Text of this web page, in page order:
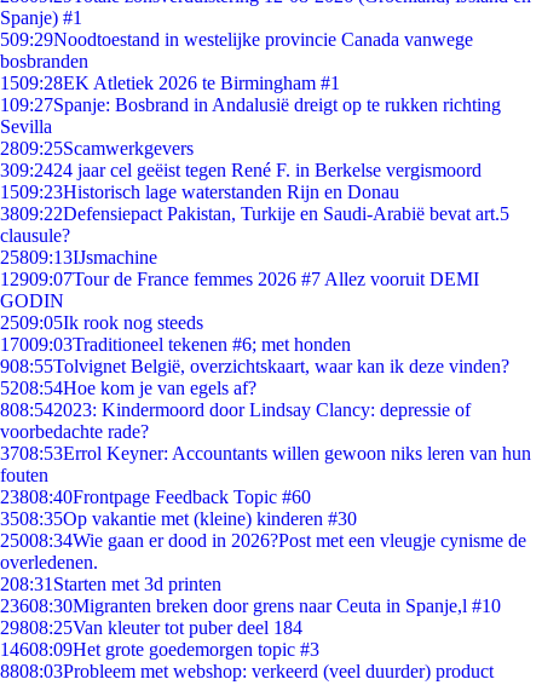
Spanje) #1
509:29Noodtoestand in westelijke provincie Canada vanwege
bosbranden
1509:28EK Atletiek 2026 te Birmingham #1
109:27Spanje: Bosbrand in Andalusië dreigt op te rukken richting
Sevilla
2809:25Scamwerkgevers
309:2424 jaar cel geëist tegen René F. in Berkelse vergismoord
1509:23Historisch lage waterstanden Rijn en Donau
3809:22Defensiepact Pakistan, Turkije en Saudi-Arabië bevat art.5
clausule?
25809:13IJsmachine
12909:07Tour de France femmes 2026 #7 Allez vooruit DEMI
GODIN
2509:05Ik rook nog steeds
17009:03Traditioneel tekenen #6; met honden
908:55Tolvignet België, overzichtskaart, waar kan ik deze vinden?
5208:54Hoe kom je van egels af?
808:542023: Kindermoord door Lindsay Clancy: depressie of
voorbedachte rade?
3708:53Errol Keyner: Accountants willen gewoon niks leren van hun
fouten
23808:40Frontpage Feedback Topic #60
3508:35Op vakantie met (kleine) kinderen #30
25008:34Wie gaan er dood in 2026?Post met een vleugje cynisme de
overledenen.
208:31 Starten met 3d printen
23608:30Migranten breken door grens naar Ceuta in Spanje,l #10
29808:25Van kleuter tot puber deel 184
14608:09Het grote goedemorgen topic #3
8808:03Probleem met webshop: verkeerd (veel duurder) product